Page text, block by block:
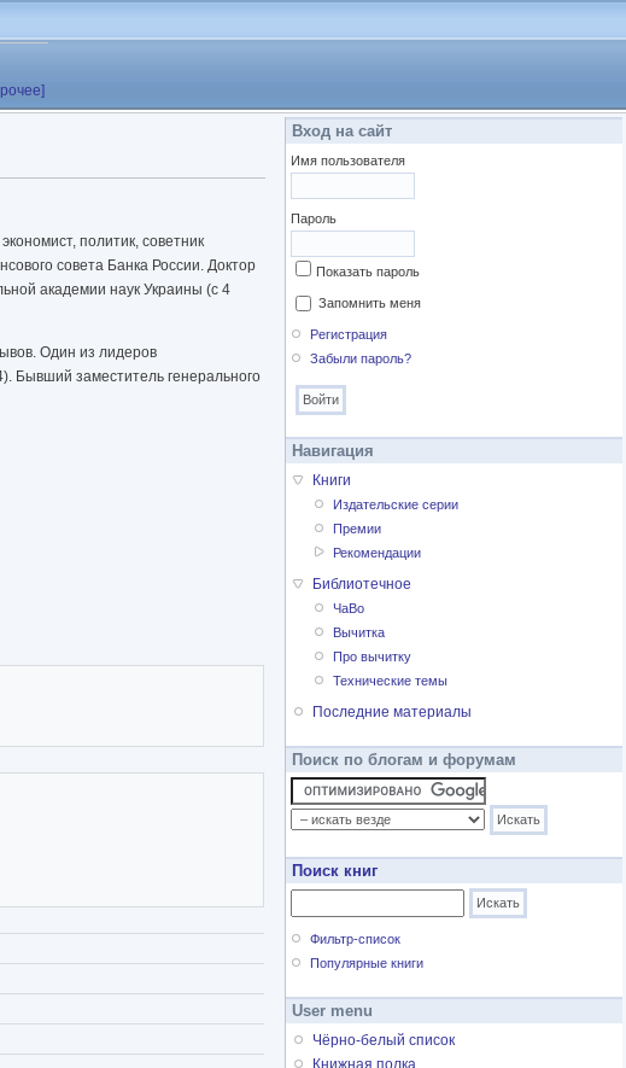
политик, советник
совета Банка России. Доктор
академии наук Украины (с 4
Один из лидеров
Бывший заместитель генерального
Вход на сайт
Имя пользователя
Пароль
Показать пароль
Запомнить меня
Регистрация
Забыли пароль?
Навигация
Книги
Издательские серии
Премии
Рекомендации
Библиотечное
ЧаВо
Вычитка
Про вычитку
Технические темы
Последние материалы
Поиск по блогам и форумам
Поиск книг
Фильтр-список
Популярные книги
User menu
Чёрно-белый список